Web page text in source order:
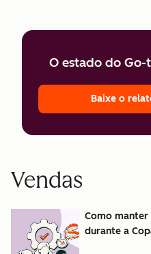
O estado do
Baixe o
Vendas
Como
durante a